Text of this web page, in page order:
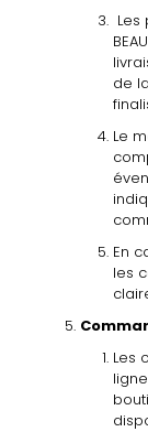
Les
de
Le
En
les
Les